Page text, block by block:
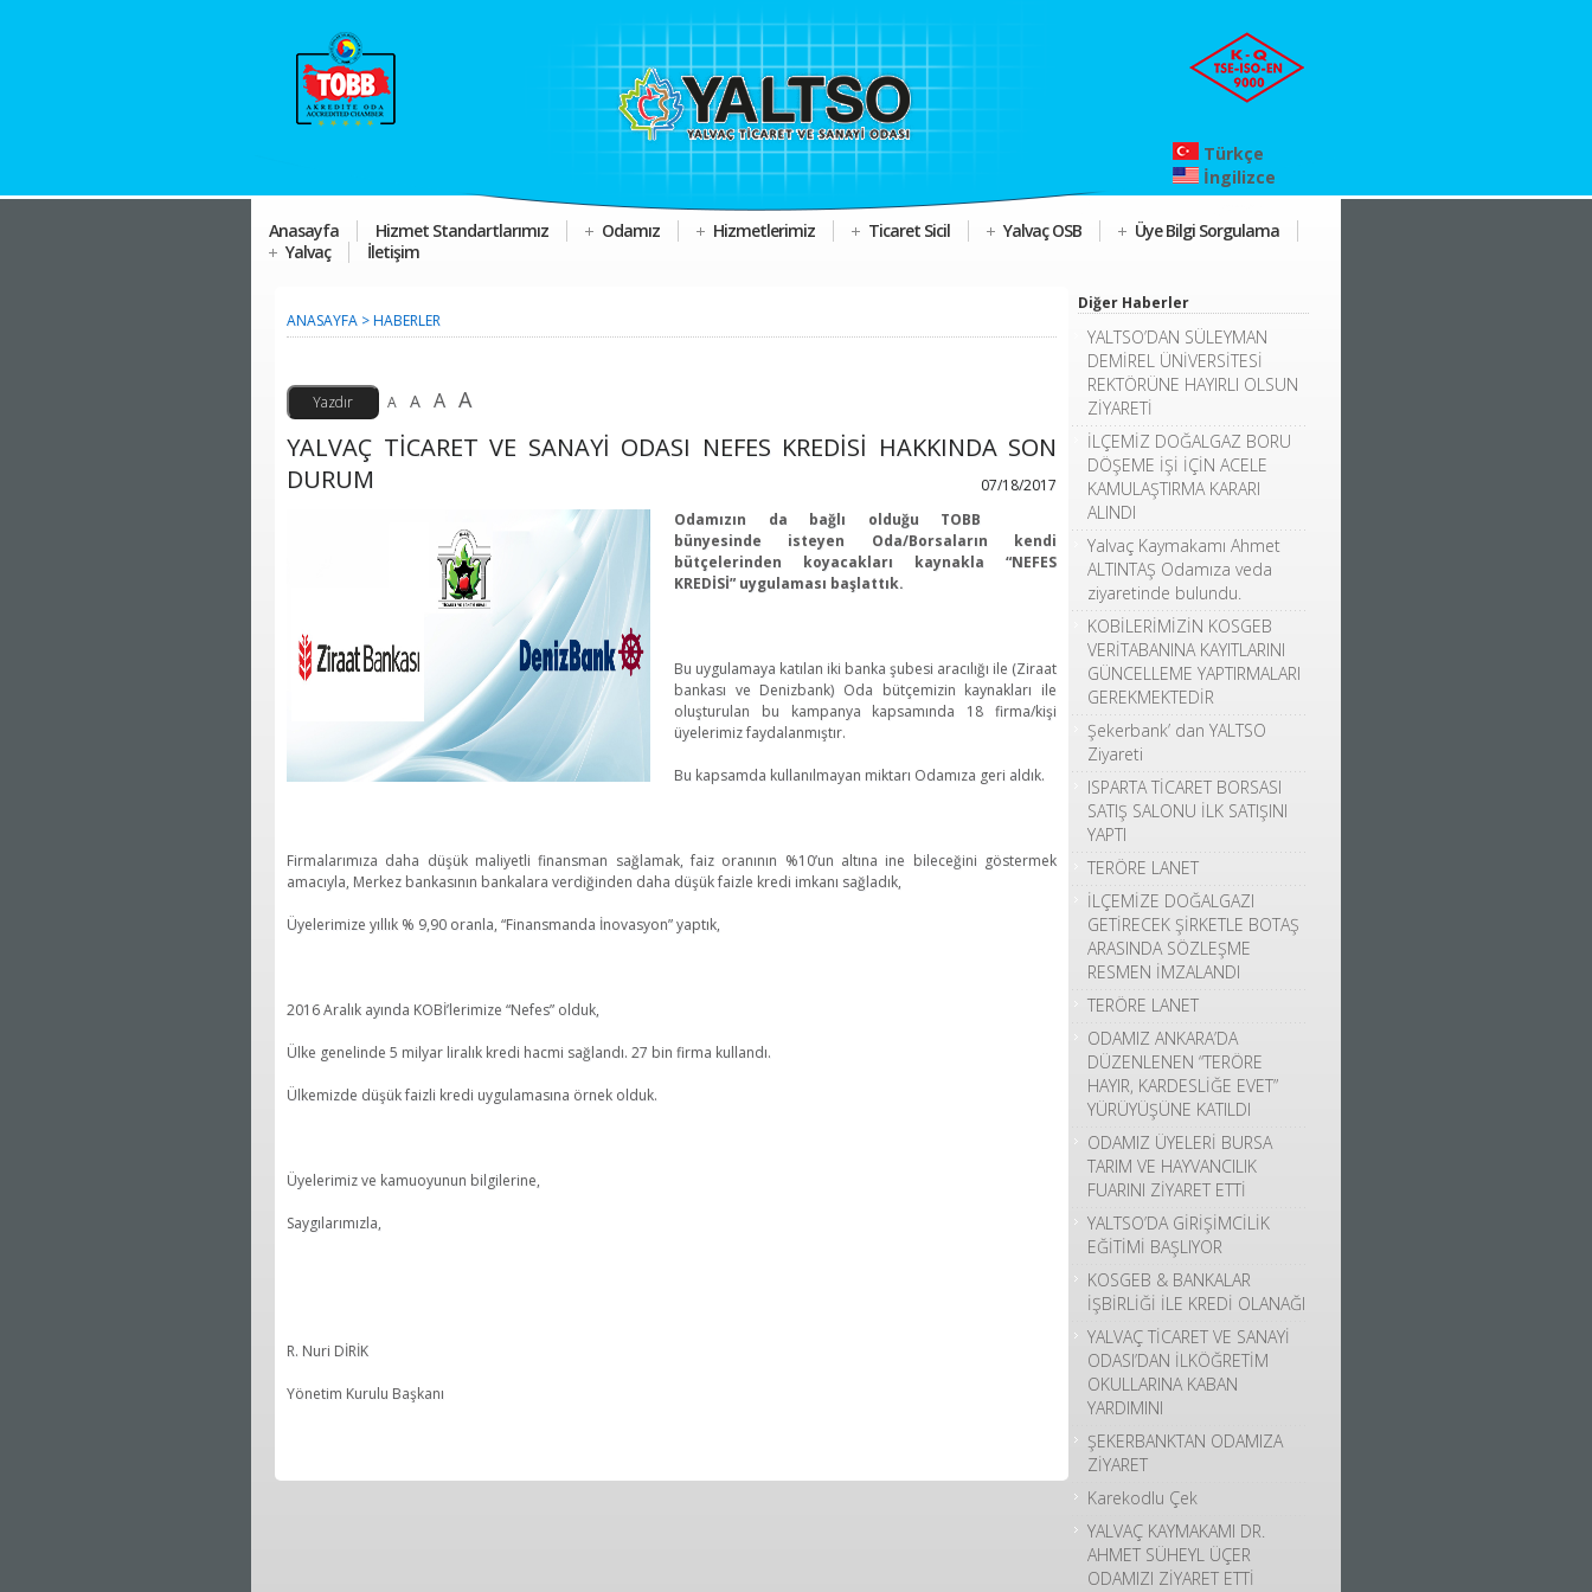
Türkçe
İngilizce
Anasayfa Hizmet Standartlarımız Odamız Hizmetlerimiz Ticaret Sicil Yalvaç OSB
Üye Bilgi Sorgulama
Yalvaç
İletişim
ANASAYFA >HABERLER
A A A A
YALVAÇ TİCARET VE SANAYİ ODASI NEFES KREDİSİ HAKKINDA SON
DURUM
07/18/2017
Odamızın da bağlı olduğu TOBB
bünyesinde isteyen Oda/Borsaların kendi
bütçelerinden koyacakları kaynakla “NEFES
KREDİSİ” uygulaması başlattık.
Bu uygulamaya katılan iki banka şubesi aracılığı ile (Ziraat
bankası ve Denizbank) Oda bütçemizin kaynakları ile
oluşturulan bu kampanya kapsamında 18 firma/kişi
üyelerimiz faydalanmıştır.
Bu kapsamda kullanılmayan miktarı Odamıza geri aldık.
Firmalarımıza daha düşük maliyetli finansman sağlamak, faiz oranının %10’un altına ine bileceğini göstermek
amacıyla, Merkez bankasının bankalara verdiğinden daha düşük faizle kredi imkanı sağladık,
Üyelerimize yıllık % 9,90 oranla, “Finansmanda İnovasyon” yaptık,
2016 Aralık ayında KOBİ’lerimize “Nefes” olduk,
Ülke genelinde 5 milyar liralık kredi hacmi sağlandı. 27 bin firma kullandı.
Ülkemizde düşük faizli kredi uygulamasına örnek olduk.
Üyelerimiz ve kamuoyunun bilgilerine,
Saygılarımızla,
R. Nuri DİRİK
Yönetim Kurulu Başkanı
Diğer Haberler
YALTSO’DAN SÜLEYMAN
DEMİREL ÜNİVERSİTESİ
REKTÖRÜNE HAYIRLI OLSUN
ZİYARETİ
İLÇEMİZ DOĞALGAZ BORU
DÖŞEME İŞİ İÇİN ACELE
KAMULAŞTIRMA KARARI
ALINDI
Yalvaç Kaymakamı Ahmet
ALTINTAŞ Odamıza veda
ziyaretinde bulundu.
KOBİLERİMİZİN KOSGEB
VERİTABANINA KAYITLARINI
GÜNCELLEME YAPTIRMALARI
GEREKMEKTEDİR
Şekerbank’ dan YALTSO
Ziyareti
ISPARTA TİCARET BORSASI
SATIŞ SALONU İLK SATIŞINI
YAPTI
TERÖRE LANET
İLÇEMİZE DOĞALGAZI
GETİRECEK ŞİRKETLE BOTAŞ
ARASINDA SÖZLEŞME
RESMEN İMZALANDI
TERÖRE LANET
ODAMIZ ANKARA’DA
DÜZENLENEN “TERÖRE
HAYIR, KARDESLİĞE EVET”
YÜRÜYÜŞÜNE KATILDI
ODAMIZ ÜYELERİ BURSA
TARIM VE HAYVANCILIK
FUARINI ZİYARET ETTİ
YALTSO’DA GİRİŞİMCİLİK
EĞİTİMİ BAŞLIYOR
KOSGEB & BANKALAR
İŞBİRLİĞİ İLE KREDİ OLANAĞI
YALVAÇ TİCARET VE SANAYİ
ODASI’DAN İLKÖĞRETİM
OKULLARINA KABAN
YARDIMINI
ŞEKERBANKTAN ODAMIZA
ZİYARET
Karekodlu Çek
YALVAÇ KAYMAKAMI DR.
AHMET SÜHEYL ÜÇER
ODAMIZI ZİYARET ETTİ